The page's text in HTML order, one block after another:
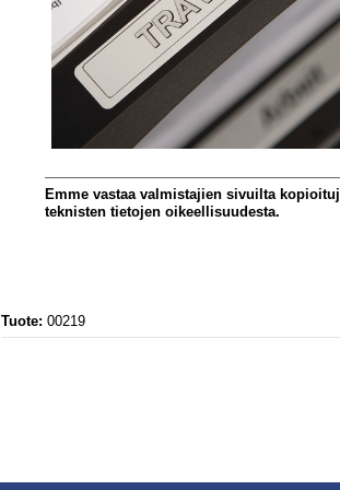
Emme vastaa valmistajien sivuilta
teknisten tietojen oikeellisuudesta.
Tuote: 00219